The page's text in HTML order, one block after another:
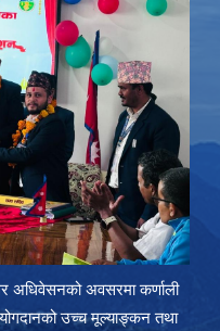
अधिवेसनको अवसरमा कर्णाली
उच्च मूल्याङ्कन तथा